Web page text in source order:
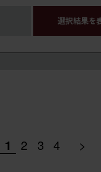
選択結果を
1 2 3 4 >